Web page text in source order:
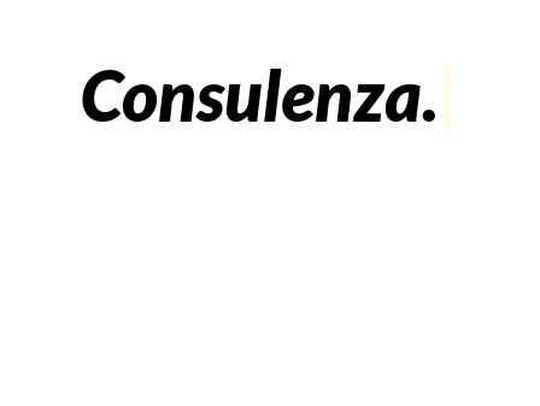
Consulenza.